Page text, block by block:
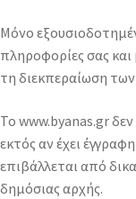
Μόνο
πληροφορίες σας και
τη διεκπεραίωση
Το www.byanas.gr
εκτός αν έχει
επιβάλλεται από
δημόσιας αρχής.